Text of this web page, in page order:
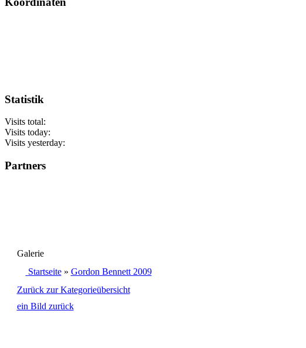
Statistik
Visits total:
Visits today:
Visits yesterday:
Partners
Galerie
Startseite» Gordon Bennett 2009
Zurück zur Kategorieübersicht
ein Bild zurück